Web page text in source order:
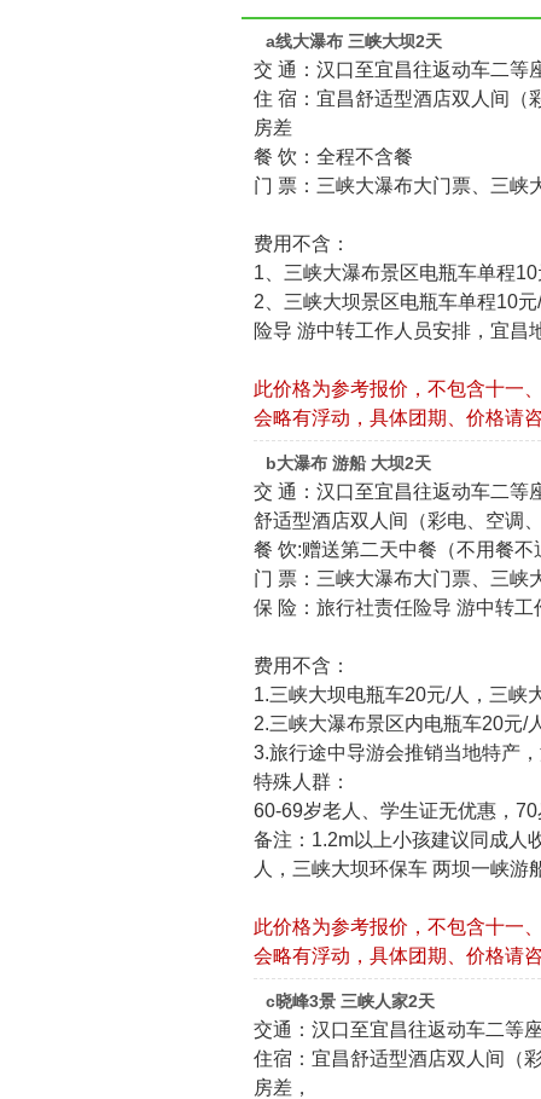
a线大瀑布 三峡大坝2天
交 通：汉口至宜昌往返动车二等
住 宿：宜昌舒适型酒店双人间（
房差
餐 饮：全程不含餐
门 票：三峡大瀑布大门票、三峡
费用不含：
1、三峡大瀑布景区电瓶车单程
2、三峡大坝景区电瓶车单程10
险导 游中转工作人员安排，宜昌
此价格为参考报价，不包含十一
会略有浮动，具体团期、价格请
b大瀑布 游船 大坝2天
交 通：汉口至宜昌往返动车二等
舒适型酒店双人间（彩电、空调
餐 饮:赠送第二天中餐（不用餐不
门 票：三峡大瀑布大门票、三峡
保 险：旅行社责任险导 游中转
费用不含：
1.三峡大坝电瓶车20元/人，三峡
2.三峡大瀑布景区内电瓶车20元/
3.旅行途中导游会推销当地特产
特殊人群：
60-69岁老人、学生证无优惠，
备注：1.2m以上小孩建议同成人
人，三峡大坝环保车 两坝一峡游
此价格为参考报价，不包含十一
会略有浮动，具体团期、价格请
c晓峰3景 三峡人家2天
交通：汉口至宜昌往返动车二等
住宿：宜昌舒适型酒店双人间（
房差，